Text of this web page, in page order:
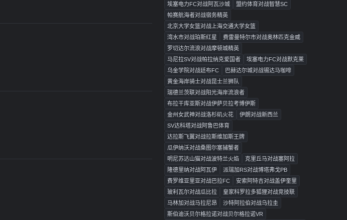
埃塞电力FC对战阿瓦沙城
盟约体育对战智慧SC
帕赛航海者对战宿务精英
北京大学女篮对战上海交通大学女篮
湾水市对战珀斯红星
费雷曼特尔市对战奥林匹克金威
罗切达尔流浪对战摩顿城精英
马尼拉SV对战帕拉纳克爱国者
埃塞电力FC对战默克莱
乌金学院对战廷布FC
巴赫达尔城对战锡达马咖啡
黄金海岸骑士对战昆士兰狮队
瑞德兰茨联对战阳光海岸流浪者
布拉干库亚斯对战伊萨贝拉考博伊斯
金州女武神对战洛杉矶火花
伊朗对战新西兰
SV达科塔对战阿鲁巴体育
达拉斯飞翼对战拉斯维加斯王牌
瓜伊纳沃对战桑图尔塞捕蟹者
明尼苏达山猫对战波特兰火焰
克里丘马对战塞阿拉
隆德里纳对战阿瓦伊
派瑞加RS对战博塔弗戈PB
费罗维亚里亚对战巴拉FC
安索阿特吉对战盖伊奎里
玻利瓦尔对战瓜比拉
皇家科罗拉多狐狸对战竞技联
马林加对战马拉尼昂
沙特阿拉伯对战乌拉圭
斯伯迪沃贝尔格拉诺对战贝尔格拉诺VR